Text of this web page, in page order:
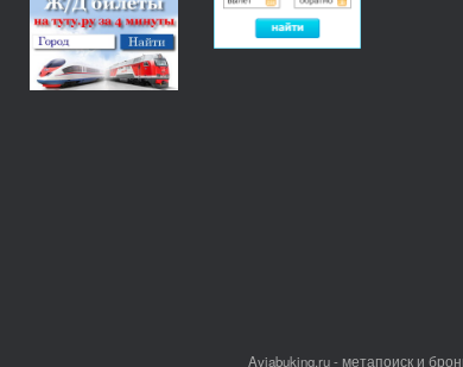
Aviabuking.ru - метапоиск и